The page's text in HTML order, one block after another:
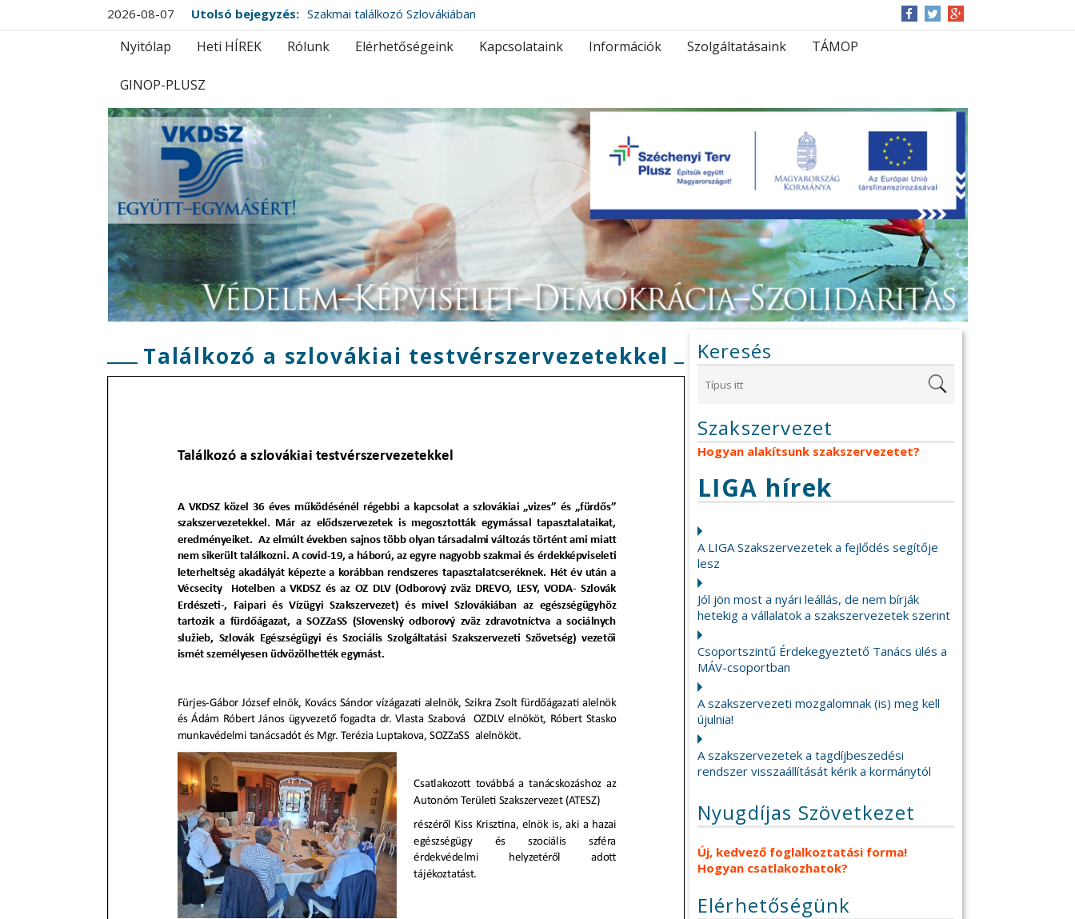
2026-08-07 Utolsó bejegyzés: Szakmai találkozó Szlovákiában
Nyitólap Heti HÍREK Rólunk Elérhetőségeink Kapcsolataink Információk Szolgáltatásaink TÁMOP
GINOP-PLUSZ
Keresés
Szakszervezet
Hogyan alakítsunk szakszervezetet?
LIGA hírek
A LIGA Szakszervezetek a fejlődés segítője
lesz
Jól jön most a nyári leállás, de nem bírják
hetekig a vállalatok a szakszervezetek szerint
Csoportszintű Érdekegyeztető Tanács ülés a
MÁV-csoportban
A szakszervezeti mozgalomnak (is) meg kell
újulnia!
A szakszervezetek a tagdíjbeszedési
rendszer visszaállítását kérik a kormánytól
Nyugdíjas Szövetkezet
Új, kedvező foglalkoztatási forma!
Hogyan csatlakozhatok?
Elérhetőségünk
Találkozó a szlovákiai testvérszervezetekkel